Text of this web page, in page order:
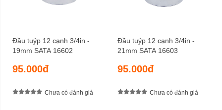
Đầu tuýp 12 cạnh 3/4in -
19mm SATA 16602
95.000đ
Chưa có đánh giá
Đầu tuýp 12 cạnh 3/4in -
21mm SATA 16603
95.000đ
Chưa có đánh giá